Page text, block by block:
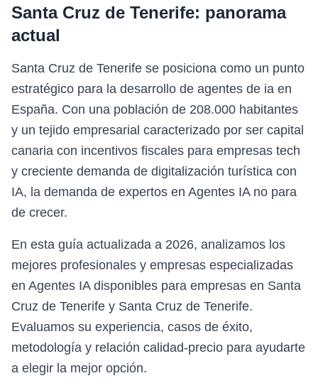
Santa Cruz de Tenerife: panorama
actual
Santa Cruz de Tenerife se posiciona como un punto
estratégico para la desarrollo de agentes de ia en
España. Con una población de 208.000 habitantes
y un tejido empresarial caracterizado por ser capital
canaria con incentivos fiscales para empresas tech
y creciente demanda de digitalización turística con
IA, la demanda de expertos en Agentes IA no para
de crecer.
En esta guía actualizada a 2026, analizamos los
mejores profesionales y empresas especializadas
en Agentes IA disponibles para empresas en Santa
Cruz de Tenerife y Santa Cruz de Tenerife.
Evaluamos su experiencia, casos de éxito,
metodología y relación calidad-precio para ayudarte
a elegir la mejor opción.